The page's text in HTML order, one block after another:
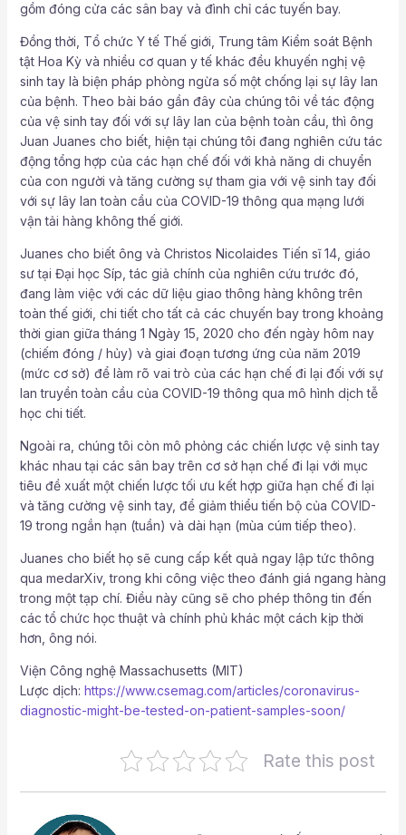
gồm đóng cửa các sân bay và đình chỉ các tuyến bay.
Đồng thời, Tổ chức Y tế Thế giới, Trung tâm Kiểm soát Bệnh
tật Hoa Kỳ và nhiều cơ quan y tế khác đều khuyến nghị vệ
sinh tay là biện pháp phòng ngừa số một chống lại sự lây lan
của bệnh. Theo bài báo gần đây của chúng tôi về tác động
của vệ sinh tay đối với sự lây lan của bệnh toàn cầu, thì ông
Juan Juanes cho biết, hiện tại chúng tôi đang nghiên cứu tác
động tổng hợp của các hạn chế đối với khả năng di chuyển
của con người và tăng cường sự tham gia với vệ sinh tay đối
với sự lây lan toàn cầu của COVID-19 thông qua mạng lưới
vận tải hàng không thế giới.
Juanes cho biết ông và Christos Nicolaides Tiến sĩ 14, giáo
sư tại Đại học Síp, tác giả chính của nghiên cứu trước đó,
đang làm việc với các dữ liệu giao thông hàng không trên
toàn thế giới, chi tiết cho tất cả các chuyến bay trong khoảng
thời gian giữa tháng 1 Ngày 15, 2020 cho đến ngày hôm nay
(chiếm đóng / hủy) và giai đoạn tương ứng của năm 2019
(mức cơ sở) để làm rõ vai trò của các hạn chế đi lại đối với sự
lan truyền toàn cầu của COVID-19 thông qua mô hình dịch tễ
học chi tiết.
Ngoài ra, chúng tôi còn mô phỏng các chiến lược vệ sinh tay
khác nhau tại các sân bay trên cơ sở hạn chế đi lại với mục
tiêu đề xuất một chiến lược tối ưu kết hợp giữa hạn chế đi lại
và tăng cường vệ sinh tay, để giảm thiểu tiến bộ của COVID-
19 trong ngắn hạn (tuần) và dài hạn (mùa cúm tiếp theo).
Juanes cho biết họ sẽ cung cấp kết quả ngay lập tức thông
qua medarXiv, trong khi công việc theo đánh giá ngang hàng
trong một tạp chí. Điều này cũng sẽ cho phép thông tin đến
các tổ chức học thuật và chính phủ khác một cách kịp thời
hơn, ông nói.
Viện Công nghệ Massachusetts (MIT)
Lược dịch: https://www.csemag.com/articles/coronavirus-
diagnostic-might-be-tested-on-patient-samples-soon/
Rate this post